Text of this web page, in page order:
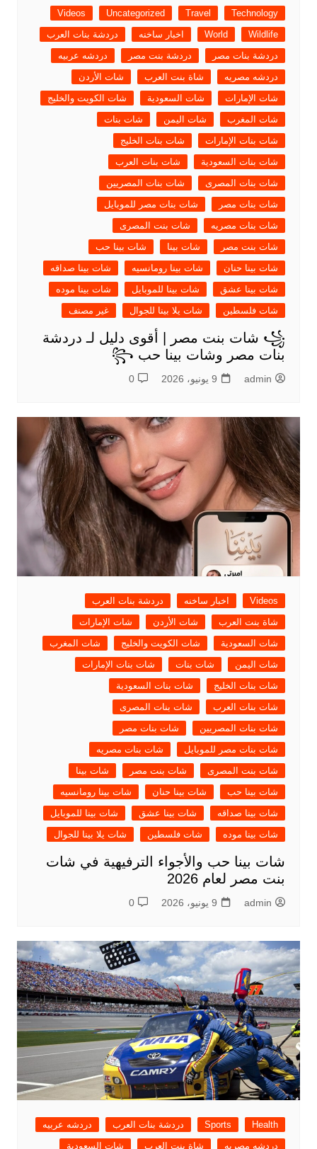
Technology
Travel
Uncategorized
Videos
Wildlife
World اخبار ساخنه
دردشة بنات العرب
دردشة بنات مصر
دردشة بنت مصر
دردشه عربيه
دردشه مصريه
شاة بنت العرب
شات الأردن
شات الإمارات
شات السعودية
شات الكويت والخليج
شات المغرب
شات اليمن
شات بنات
شات بنات الإمارات
شات بنات الخليج
شات بنات السعودية
شات بنات العرب
شات بنات المصرى
شات بنات المصريين
شات بنات مصر
شات بنات مصر للموبايل
شات بنات مصريه
شات بنت المصرى
شات بنت مصر
شات بينا
شات بينا حب
شات بينا حنان
شات بينا رومانسيه
شات بينا صداقه
شات بينا عشق
شات بينا للموبايل
شات بينا موده
شات فلسطين
شات يلا بينا للجوال غير مصنف
꧁ شات بنت مصر | أقوى دليل لـ دردشة
بنات مصر وشات بينا حب ꧂
admin 9 يونيو، 2026 0
Videos اخبار ساخنه
دردشة بنات العرب
شاة بنت العرب
شات الأردن
شات الإمارات
شات السعودية
شات الكويت والخليج
شات المغرب
شات اليمن
شات بنات
شات بنات الإمارات
شات بنات الخليج
شات بنات السعودية
شات بنات العرب
شات بنات المصرى
شات بنات المصريين
شات بنات مصر
شات بنات مصر للموبايل
شات بنات مصريه
شات بنت المصرى
شات بنت مصر
شات بينا
شات بينا حب
شات بينا حنان
شات بينا رومانسيه
شات بينا صداقه
شات بينا عشق
شات بينا للموبايل
شات بينا موده
شات فلسطين شات يلا بينا للجوال
شات بينا حب والأجواء الترفيهية في شات
بنت مصر لعام 2026
admin 9 يونيو، 2026 0
Health
Sports دردشة بنات العرب
دردشه عربيه
دردشه مصريه
شاة بنت العرب شات السعودية